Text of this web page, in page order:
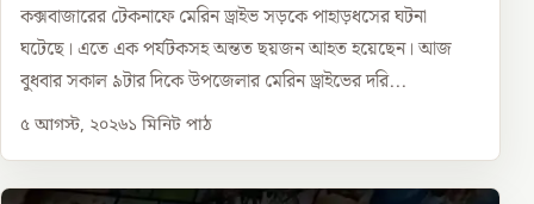
কক্সবাজারের টেকনাফে মেরিন ড্রাইভ সড়কে পাহাড়ধসের ঘটনা
ঘটেছে। এতে এক পর্যটকসহ অন্তত ছয়জন আহত হয়েছেন। আজ
বুধবার সকাল ৯টার দিকে উপজেলার মেরিন ড্রাইভের দরি...
৫ আগস্ট, ২০২৬১ মিনিট পাঠ